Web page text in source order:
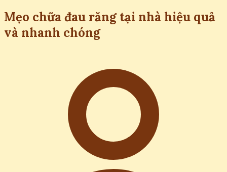
Mẹo chữa đau răng tại nhà hiệu quả
và nhanh chóng